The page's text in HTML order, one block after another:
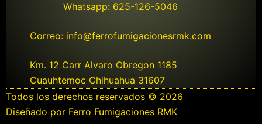
Whatsapp: 625-126-5046
Correo: info@ferrofumigacionesrmk.com
Km. 12 Carr Alvaro Obregon 1185
Cuauhtemoc Chihuahua 31607
Todos los derechos reservados © 2026
Diseñado por Ferro Fumigaciones RMK